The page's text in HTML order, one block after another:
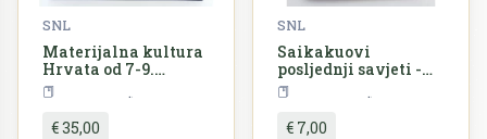
SNL
Materijalna kultura
Hrvata od 7-9.
stoljeća
€ 35,00
SNL
Saikakuovi
posljednji savjeti -
Vječna riznica
japanske porodice
€ 7,00